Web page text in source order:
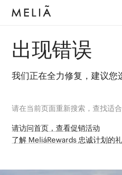
出现错误
我们正在全力修复，建议您
请在当前页面重新搜索，查找适
请访问首页，查看促销活动
了解 MeliáRewards 忠诚计划的